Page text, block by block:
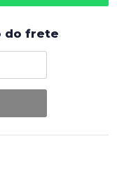
do frete